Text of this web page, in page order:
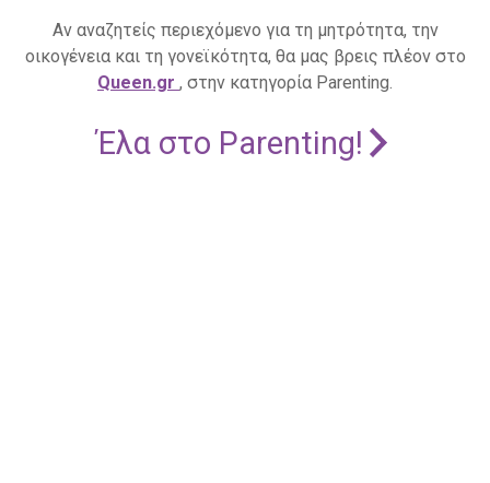
Αν αναζητείς περιεχόμενο για τη μητρότητα, την
οικογένεια και τη γονεϊκότητα, θα μας βρεις πλέον στο
Queen.gr , στην κατηγορία Parenting.
Έλα στο Parenting!